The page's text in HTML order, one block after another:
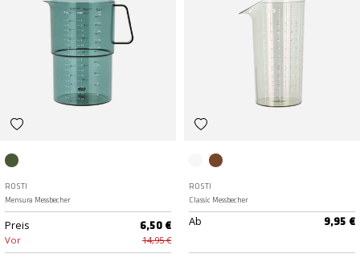
ROSTI
Mensura Messbecher
Preis 6,50 €
Vor 14,95 €
ROSTI
Classic Messbecher
Ab 9,95 €